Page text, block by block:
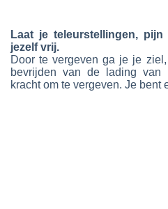
Laat je teleurstellingen,
jezelf vrij.
Door te vergeven ga je je
bevrijden van de lading van
kracht om te vergeven. Je bent